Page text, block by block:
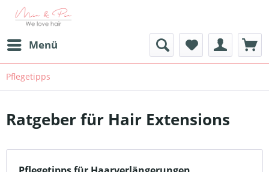
Menü
Pflegetipps
Ratgeber für Hair Extensions